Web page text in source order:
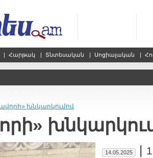
| Հարթակ | Տնտեսական | Սոցիալական |
խնկարկումով
14.05.2025